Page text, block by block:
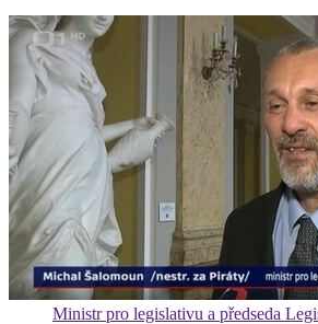
Ministr pro legislativu a předseda